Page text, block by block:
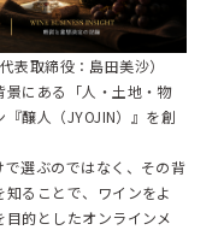
表取締役：島田美沙）
景にある「人・土地・物
醸人（JYOJIN）』を創
で選ぶのではなく、その背
ることで、ワインをよ
的としたオンラインメ